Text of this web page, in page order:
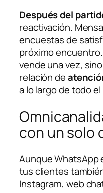
Después del
reactivación.
encuestas de
próximo
vende una vez,
relación de
a lo largo de todo
con un solo
Aunque WhatsApp
tus clientes
Instagram, web